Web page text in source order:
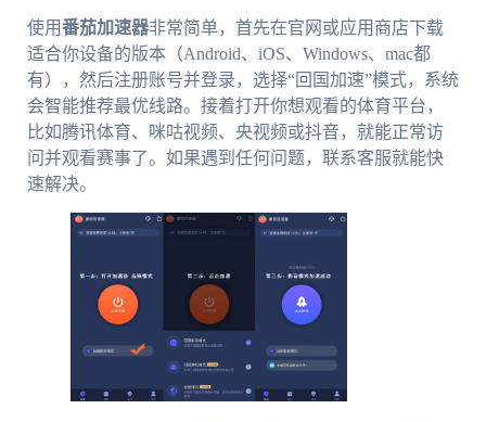
使用番茄加速器非常简单，首先在官网或应用商店下载
适合你设备的版本（Android、iOS、Windows、mac都
有），然后注册账号并登录，选择“回国加速”模式，系统
会智能推荐最优线路。接着打开你想观看的体育平台，
比如腾讯体育、咪咕视频、央视频或抖音，就能正常访
问并观看赛事了。如果遇到任何问题，联系客服就能快
速解决。